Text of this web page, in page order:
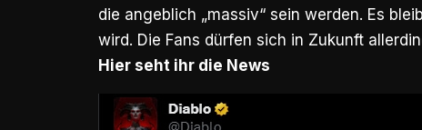
die angeblich „massiv“ sein werden. Es
wird. Die Fans dürfen sich in Zukunft
Hier seht ihr die News